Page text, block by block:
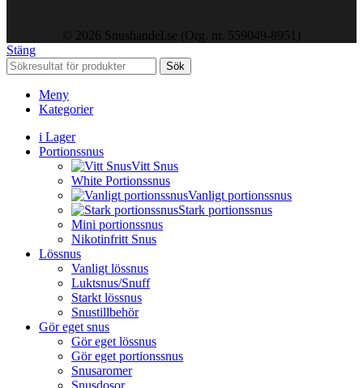
© 2026 Snushandel.se (Org. nr. 559049-8951)
Stäng
Sök
Meny
Kategorier
i Lager
Portionssnus
Vitt Snus
White Portionssnus
Vanligt portionssnus
Stark portionssnus
Mini portionssnus
Nikotinfritt Snus
Lössnus
Vanligt lössnus
Luktsnus/Snuff
Starkt lössnus
Snustillbehör
Gör eget snus
Gör eget lössnus
Gör eget portionssnus
Snusaromer
Snusdosor